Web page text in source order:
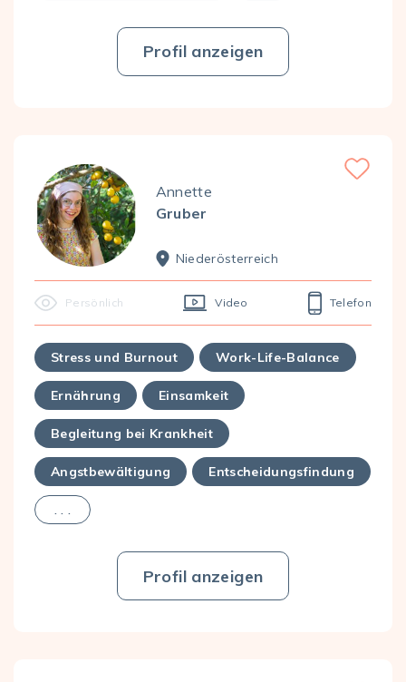
Profil anzeigen
Favorite
Annette
Gruber
Nieder­österreich
Persönlich Video Telefon
Stress und Burnout Work-Life-Balance
Ernährung Einsamkeit
Begleitung bei Krankheit
Angstbewältigung Entscheidungsfindung
. . .
Profil anzeigen